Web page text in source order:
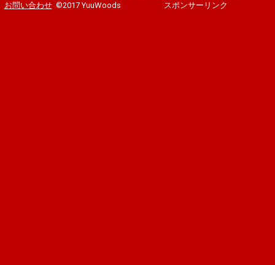
お問い合わせ ©2017 YuuWoods スポンサーリンク